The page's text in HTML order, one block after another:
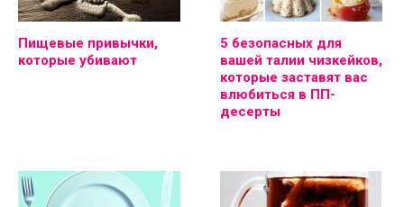
Пищевые привычки,
которые убивают
5 безопасных для
вашей талии чизкейков,
которые заставят вас
влюбиться в ПП-
десерты